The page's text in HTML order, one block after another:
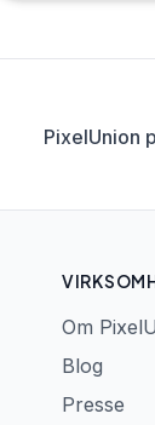
PixelUnion
Om
Blog
Presse